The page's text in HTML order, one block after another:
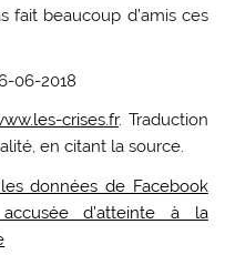
fait beaucoup d’amis ces
06-2018
crises.fr. Traduction
en citant la source.
données de Facebook
d’atteinte à la